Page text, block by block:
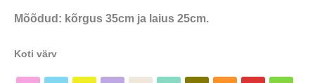
Mõõdud: kõrgus 35cm ja laius 25cm.
Koti värv